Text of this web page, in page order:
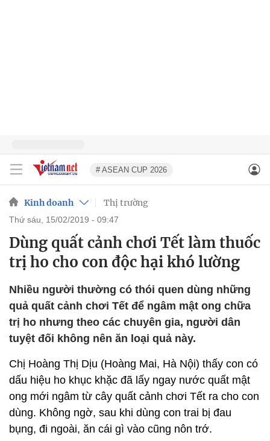
# ASEAN CUP 2026
Kinh doanh Thị trường
thứ sáu, 15/02/2019 - 09:47
Dùng quất cảnh chơi Tết làm thuốc
trị ho cho con độc hại khó lường
Nhiều người thường có thói quen dùng những
quả quất cảnh chơi Tết để ngâm mật ong chữa
trị ho nhưng theo các chuyên gia, người dân
tuyệt đối không nên ăn loại quả này.
Chị Hoàng Thị Dịu (Hoàng Mai, Hà Nội) thấy con có
dấu hiệu ho khục khặc đã lấy ngay nước quất mật
ong mới ngâm từ cây quất cảnh chơi Tết ra cho con
dùng. Không ngờ, sau khi dùng con trai bị đau
bụng, đi ngoài, ăn cái gì vào cũng nôn trớ.